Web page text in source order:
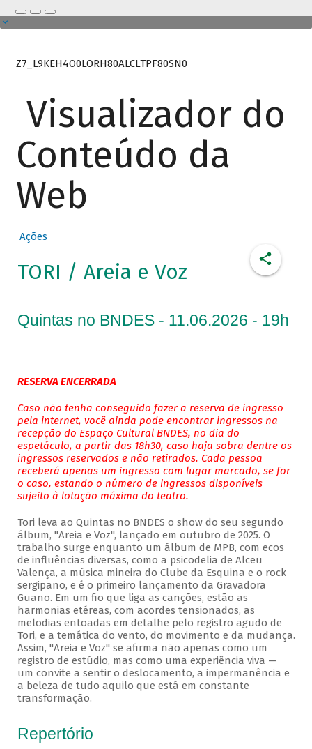
Z7_L9KEH4O0LORH80ALCLTPF80SN0
Visualizador do
Conteúdo da
Web
Ações
TORI / Areia e Voz
Quintas no BNDES - 11.06.2026 - 19h
RESERVA ENCERRADA
Caso não tenha conseguido fazer a reserva de ingresso
pela internet, você ainda pode encontrar ingressos na
recepção do Espaço Cultural BNDES, no dia do
espetáculo, a partir das 18h30, caso haja sobra dentre os
ingressos reservados e não retirados. Cada pessoa
receberá apenas um ingresso com lugar marcado, se for
o caso, estando o número de ingressos disponíveis
sujeito à lotação máxima do teatro.
Tori leva ao Quintas no BNDES o show do seu segundo
álbum, "Areia e Voz", lançado em outubro de 2025. O
trabalho surge enquanto um álbum de MPB, com ecos
de influências diversas, como a psicodelia de Alceu
Valença, a música mineira do Clube da Esquina e o rock
sergipano, e é o primeiro lançamento da Gravadora
Guano. Em um fio que liga as canções, estão as
harmonias etéreas, com acordes tensionados, as
melodias entoadas em detalhe pelo registro agudo de
Tori, e a temática do vento, do movimento e da mudança.
Assim, "Areia e Voz" se afirma não apenas como um
registro de estúdio, mas como uma experiência viva —
um convite a sentir o deslocamento, a impermanência e
a beleza de tudo aquilo que está em constante
transformação.
Repertório